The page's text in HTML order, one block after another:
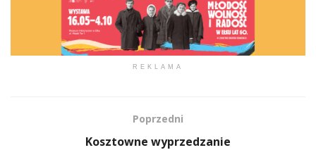
REKLAMA
Poprzedni
Kosztowne wyprzedzanie